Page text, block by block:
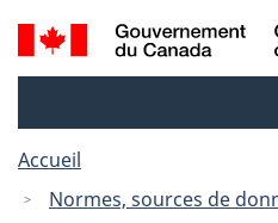
Recherche
et
Accueil
Normes, sources de